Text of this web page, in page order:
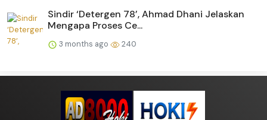
Sindir ‘Detergen 78’, Ahmad Dhani Jelaskan
Mengapa Proses Ce...
3 months ago 240